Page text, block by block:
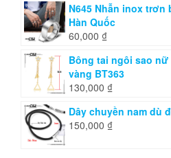
N645 Nhẫn inox trơn
Hàn Quốc
60,000 ₫
Bông tai ngôi sao
vàng BT363
130,000 ₫
Dây chuyền nam dù
150,000 ₫